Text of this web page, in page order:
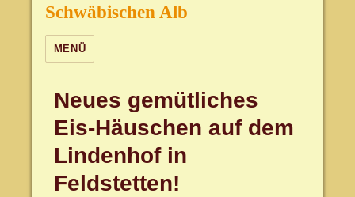
Schwäbischen Alb
MENÜ
Neues gemütliches
Eis-Häuschen auf dem
Lindenhof in
Feldstetten!